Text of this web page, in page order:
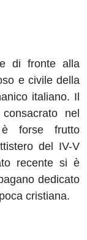
di fronte alla
e civile della
italiano. Il
nel
forse frutto
del IV-V
recente si è
dedicato
cristiana.